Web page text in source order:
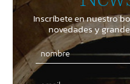
Inscríbete en nuestro
novedades y